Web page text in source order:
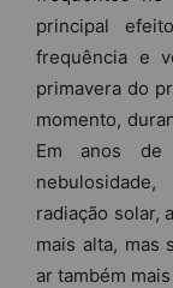
principal
frequência e
primavera do
momento,
Em anos
radiação solar,
mais alta, mas
ar também